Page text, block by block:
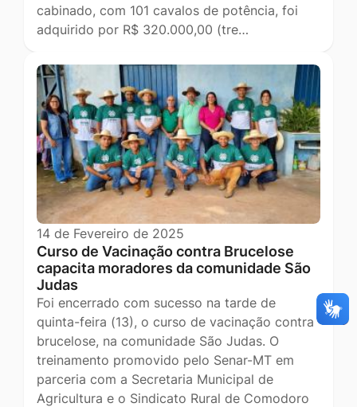
cabinado, com 101 cavalos de potência, foi
adquirido por R$ 320.000,00 (tre…
14 de Fevereiro de 2025
Curso de Vacinação contra Brucelose
capacita moradores da comunidade São
Judas
Foi encerrado com sucesso na tarde de
quinta-feira (13), o curso de vacinação contra
brucelose, na comunidade São Judas. O
treinamento promovido pelo Senar-MT em
parceria com a Secretaria Municipal de
Agricultura e o Sindicato Rural de Comodoro